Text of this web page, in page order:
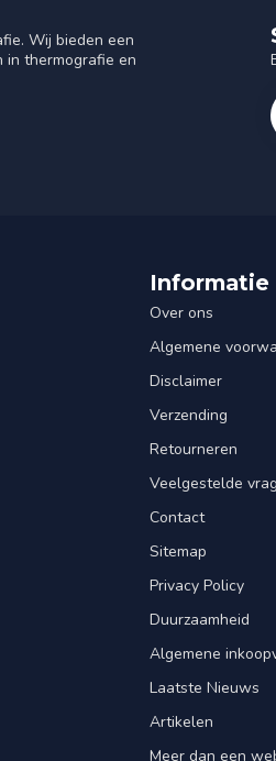
Wij bieden een
in thermografie en
Informatie
Over ons
Algemene
Disclaimer
Verzending
Retourneren
Veelgestelde
Contact
Sitemap
Privacy Policy
Duurzaamheid
Algemene
Laatste Nieuws
Artikelen
Meer dan een